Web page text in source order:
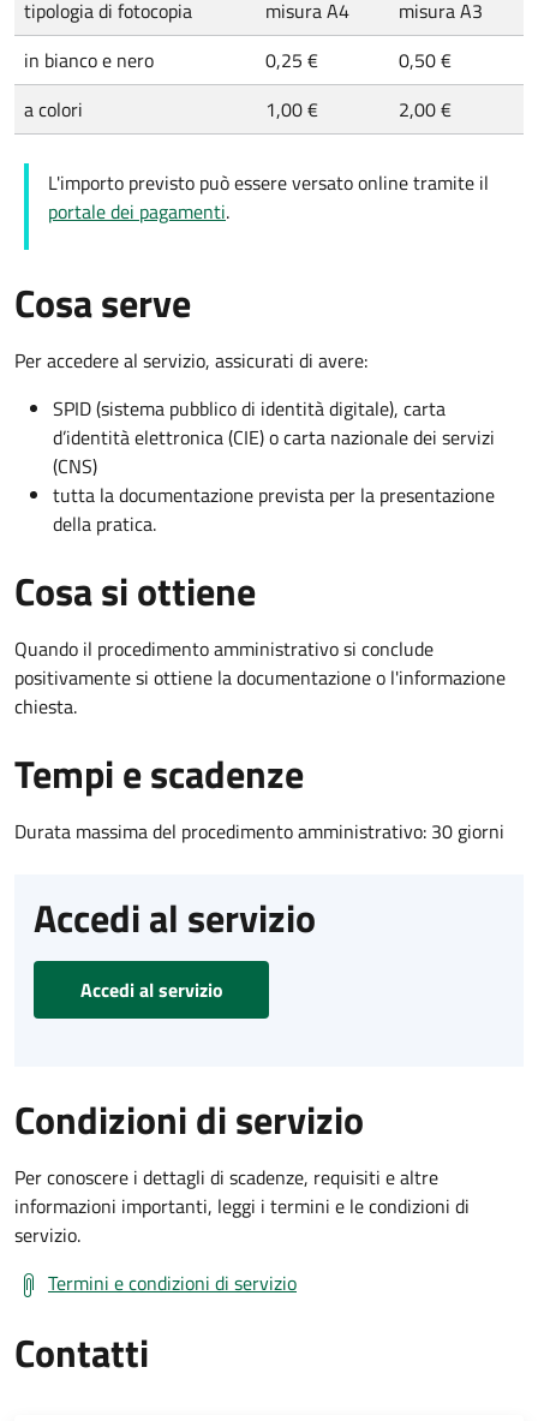
tipologia di fotocopia misura A4
misura A3
in bianco e nero
0,25 €
0,50 €
a colori
1,00 € 2,00 €
L'importo previsto può essere versato online tramite il
portale dei pagamenti.
Cosa serve
Per accedere al servizio, assicurati di avere:
SPID (sistema pubblico di identità digitale), carta
d’identità elettronica (CIE) o carta nazionale dei servizi
(CNS)
tutta la documentazione prevista per la presentazione
della pratica.
Cosa si ottiene
Quando il procedimento amministrativo si conclude
positivamente si ottiene la documentazione o l'informazione
chiesta.
Tempi e scadenze
Durata massima del procedimento amministrativo: 30 giorni
Accedi al servizio
Accedi al servizio
Condizioni di servizio
Per conoscere i dettagli di scadenze, requisiti e altre
informazioni importanti, leggi i termini e le condizioni di
servizio.
Termini e condizioni di servizio
Contatti